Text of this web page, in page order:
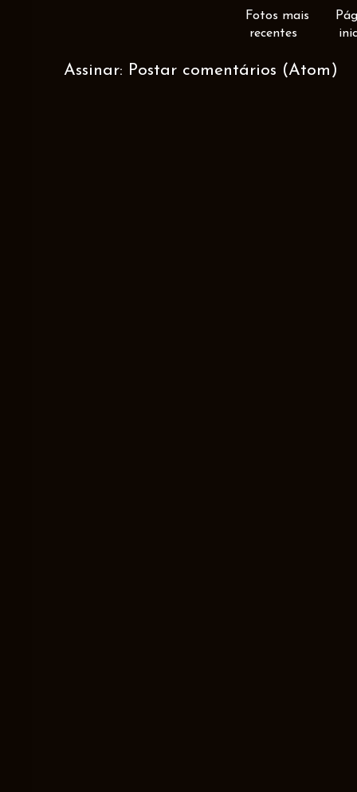
Fotos mais
recentes
Assinar: Postar comentários (Atom)